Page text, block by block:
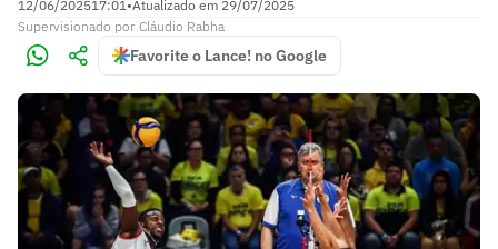
12/06/202517:01•Atualizado em 29/07/2025
Supervisionado por Cláudio Rabha
Favorite o Lance! no Google